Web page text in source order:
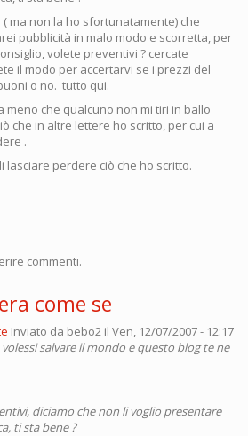
ma non la ho sfortunatamente) che
pubblicità in malo modo e scorretta, per
volete preventivi ? cercate
il modo per accertarvi se i prezzi del
o no. tutto qui.
meno che qualcuno non mi tiri in ballo
che in altre lettere ho scritto, per cui a
.
lasciare perdere ciò che ho scritto.
commenti.
come se
Inviato da bebo2 il Ven, 12/07/2007 - 12:17
salvare il mondo e questo blog te ne
diciamo che non li voglio presentare
ti sta bene ?